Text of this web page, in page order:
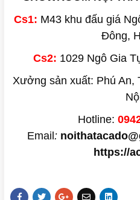
Cs1: M43 khu đấu giá
Đông,
Cs2: 1029 Ngô Gia
Xưởng sản xuất: Phú An,
Hotline:
Email :
https://